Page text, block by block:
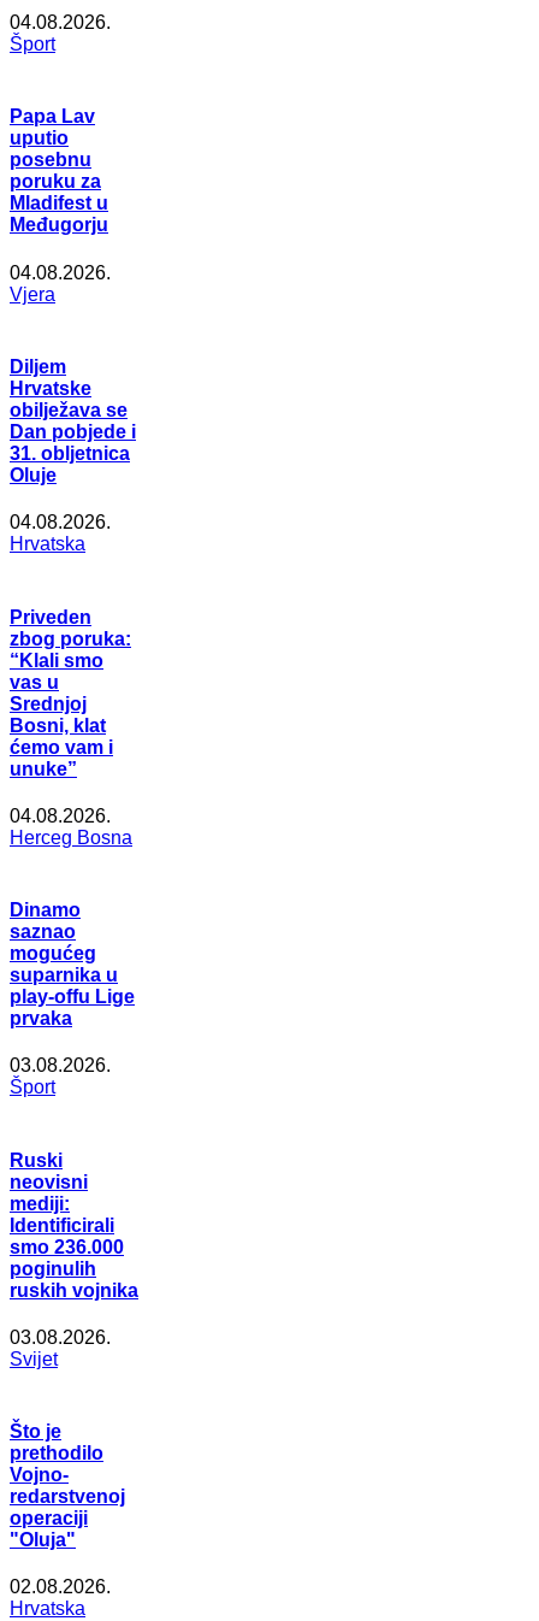
04.08.2026.
Šport
Papa Lav
uputio
posebnu
poruku za
Mladifest u
Međugorju
04.08.2026.
Vjera
Diljem
Hrvatske
obilježava se
Dan pobjede i
31. obljetnica
Oluje
04.08.2026.
Hrvatska
Priveden
zbog poruka:
“Klali smo
vas u
Srednjoj
Bosni, klat
ćemo vam i
unuke”
04.08.2026.
Herceg Bosna
Dinamo
saznao
mogućeg
suparnika u
play-offu Lige
prvaka
03.08.2026.
Šport
Ruski
neovisni
mediji:
Identificirali
smo 236.000
poginulih
ruskih vojnika
03.08.2026.
Svijet
Što je
prethodilo
Vojno-
redarstvenoj
operaciji
"Oluja"
02.08.2026.
Hrvatska